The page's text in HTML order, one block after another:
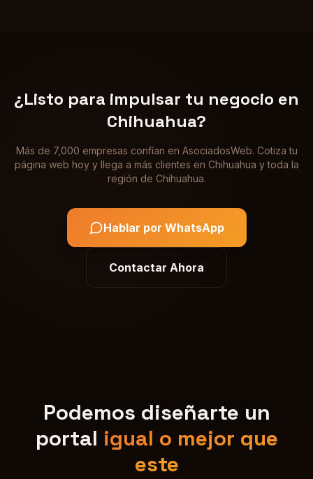
¿Listo para impulsar tu negocio en
Chihuahua?
Más de 7,000 empresas confían en AsociadosWeb. Cotiza tu
página web hoy y llega a más clientes en Chihuahua y toda la
región de Chihuahua.
Hablar por WhatsApp
Contactar Ahora
Podemos diseñarte un
portal igual o mejor que
este